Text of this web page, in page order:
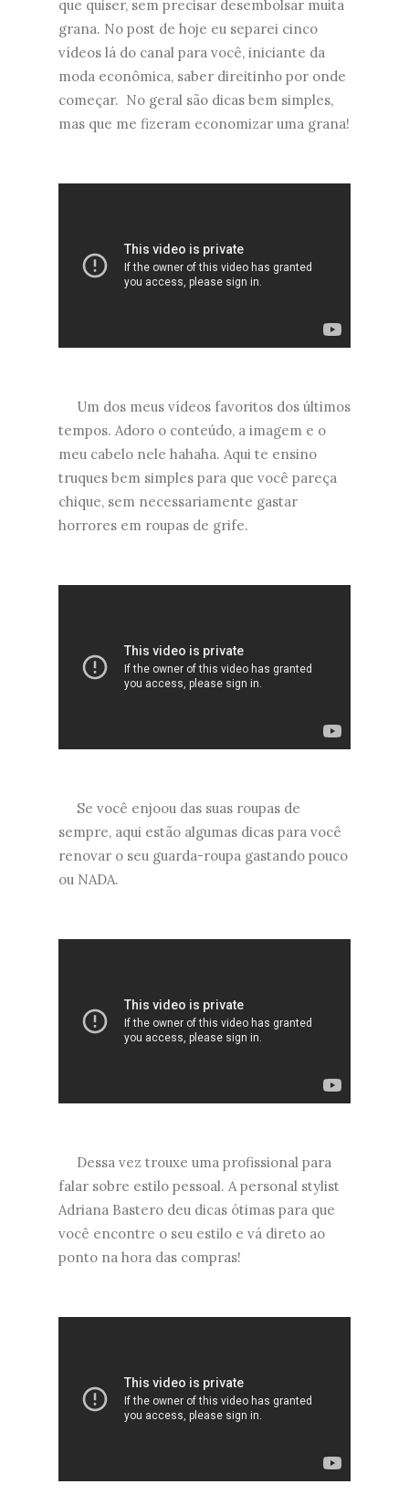
que quiser, sem precisar desembolsar muita
grana. No post de hoje eu separei cinco
vídeos lá do canal para você, iniciante da
moda econômica, saber direitinho por onde
começar. No geral são dicas bem simples,
mas que me fizeram economizar uma grana!
Um dos meus vídeos favoritos dos últimos
tempos. Adoro o conteúdo, a imagem e o
meu cabelo nele hahaha. Aqui te ensino
truques bem simples para que você pareça
chique, sem necessariamente gastar
horrores em roupas de grife.
Se você enjoou das suas roupas de
sempre, aqui estão algumas dicas para você
renovar o seu guarda-roupa gastando pouco
ou NADA.
Dessa vez trouxe uma profissional para
falar sobre estilo pessoal. A personal stylist
Adriana Bastero deu dicas ótimas para que
você encontre o seu estilo e vá direto ao
ponto na hora das compras!